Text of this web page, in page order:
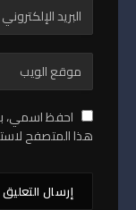
احفظ اسمي،
هذا المتصفح